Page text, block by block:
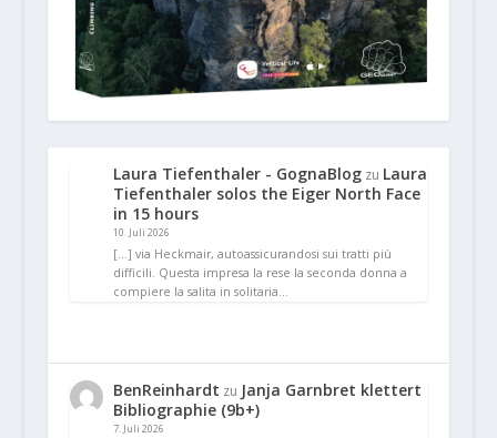
Laura Tiefenthaler - GognaBlogzu Laura
Tiefenthaler solos the Eiger North Face
in 15 hours
10. Juli 2026
[…] via Heckmair, autoassicurandosi sui tratti più
difficili. Questa impresa la rese la seconda donna a
compiere la salita in solitaria…
BenReinhardt zu Janja Garnbret klettert
Bibliographie (9b+)
7. Juli 2026